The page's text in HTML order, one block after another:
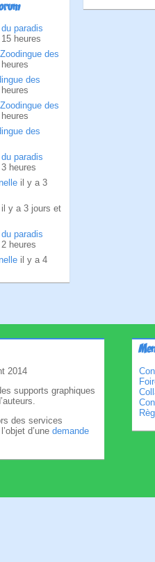
paradis
heures
des
des
des
des
paradis
heures
il y a 3
il y a 3 jours et
paradis
heures
il y a 4
2014
supports graphiques
des services
d’une demande